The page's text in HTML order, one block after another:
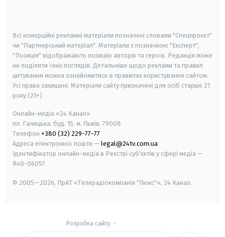
Всі комерційні рекламні матеріали позначені словами "Спецпроєкт"
чи "Партнерський матеріал". Матеріали з позначкою "Експерт",
"Позиція" відображають позицію авторів та героїв. Редакція може
не поділяти їхніх поглядів. Детальніше щодо реклами та правил
цитування можна ознайомитись в правилах користування сайтом.
Усі права захищені. Матеріали сайту призначені для осіб старше 21
року (21+)
Онлайн-медіа «24 Канал»
пл. Галицька, буд. 15, м. Львів, 79008
Телефон +380 (32) 229-77-77
Адреса електронної пошти — legal@24tv.com.ua
Ідентифікатор онлайн-медіа в Реєстрі суб'єктів у сфері медіа —
R40-06057
© 2005—2026, ПрАТ «Телерадіокомпанія "Люкс"», 24 Канал.
Розробка сайту-